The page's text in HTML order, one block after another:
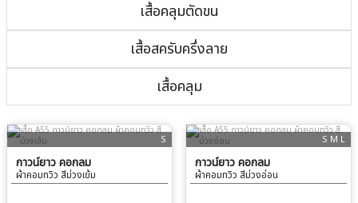
เสื้อคลุมตัดขน
เสื้อสครับครึ่งลาย
เสื้อคลุม
S
กาวน์ยาว คอกลม
ผ้าคอมทวิว สีม่วงเข้ม
S M L
กาวน์ยาว คอกลม
ผ้าคอมทวิว สีม่วงอ่อน